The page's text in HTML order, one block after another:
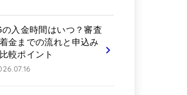
の入金時間はいつ？審査
金までの流れと申込み
較ポイント